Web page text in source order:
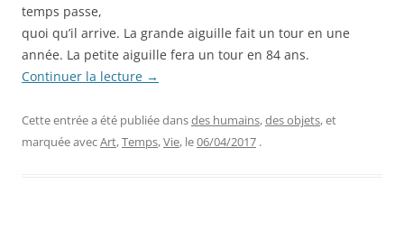
temps passe,
quoi qu’il arrive. La grande aiguille fait un tour en une
année. La petite aiguille fera un tour en 84 ans.
Continuer la lecture →
Cette entrée a été publiée dansdes humains,des objets, et
marquée avecArt,Temps,Vie, le06/04/2017 .